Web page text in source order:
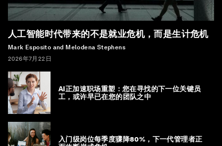
人工智能时代带来的不是就业危机，而是生计危机
Mark Esposito and Melodena Stephens
2026年7月22日
AI正加速职场重塑：您在寻找的下一位关键员
工，或许早已在您的团队之中
入门级岗位每季度骤降80%，下一代管理者正